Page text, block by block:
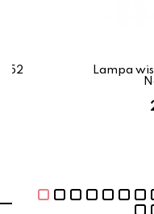
Lampa